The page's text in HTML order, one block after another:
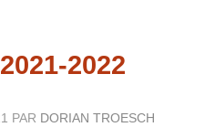
2022
PAR DORIAN TROESCH